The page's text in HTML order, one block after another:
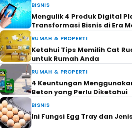
BISNIS
Mengulik 4 Produk Digital
Transformasi Bisnis di Era
RUMAH & PROPERTI
Ketahui Tips Memilih Cat
untuk Rumah Anda
RUMAH & PROPERTI
4 Keuntungan
Beton yang Perlu Diketahui
BISNIS
Ini Fungsi Egg Tray dan